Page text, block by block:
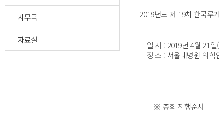
사무국
자료실
2019년도 제 19차 한국루
일 시 : 2019년 4월 21일
장 소 : 서울대병원 의학
※ 총회 진행순서